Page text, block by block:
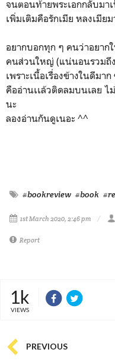
จนตอนท้ายพระเอกกลับมา
เพิ่มเติมคือรักเมีย หลงเมีย
อยากบอกทุก ๆ คนว่าอยาก
คนส่วนใหญ่ (แน่นอนรวมถึง
เพราะเนื้อเรื่องข้างในดีมา
คืออ่านเเล้วติดลมบนเลย ไ
นะ
ลองอ่านกันดูเนอะ ^^
#bookreview #book
1st March 2020, 2:46 pm
Report
1k
VIEWS
PREVIOUS